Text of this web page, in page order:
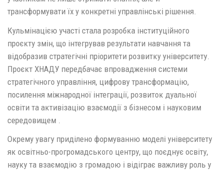
трансформувати їх у конкретні управлінські рішення.
Кульмінацією участі стала розробка інституційного
проєкту змін, що інтегрував результати навчання та
відобразив стратегічні пріоритети розвитку університету.
Проєкт ХНАДУ передбачає впровадження системи
стратегічного управління, цифрову трансформацію,
посилення міжнародної інтеграції, розвиток дуальної
освіти та активізацію взаємодії з бізнесом і науковим
середовищем .
Окрему увагу приділено формуванню моделі університету
як освітньо-прогромадського центру, що поєднує освіту,
науку та взаємодію з громадою і відіграє важливу роль у